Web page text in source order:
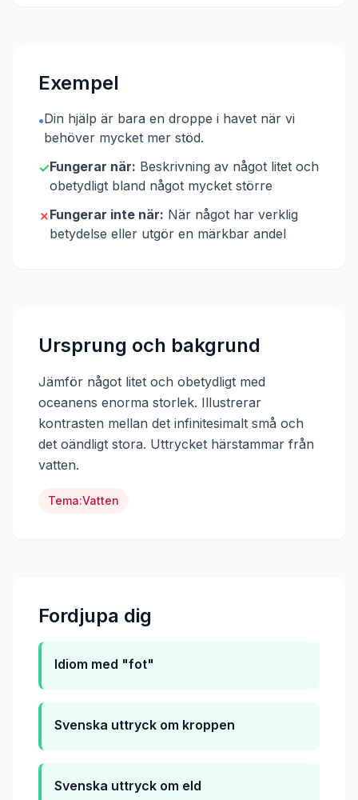
Exempel
•Din hjälp är bara en droppe i havet när vi
behöver mycket mer stöd.
✓Fungerar när: Beskrivning av något litet och
obetydligt bland något mycket större
✗Fungerar inte när: När något har verklig
betydelse eller utgör en märkbar andel
Ursprung och bakgrund
Jämför något litet och obetydligt med
oceanens enorma storlek. Illustrerar
kontrasten mellan det infinitesimalt små och
det oändligt stora. Uttrycket härstammar från
vatten.
Tema:Vatten
Fordjupa dig
Idiom med "fot"
Svenska uttryck om kroppen
Svenska uttryck om eld